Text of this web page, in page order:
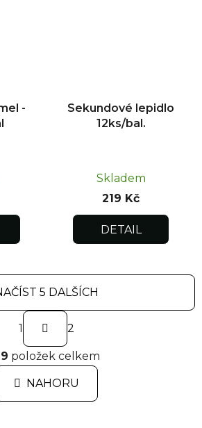
-
Sekundové lepidlo
12ks/bal.
Skladem
219 Kč
DETAIL
O
v
l
á
d
5 DALŠÍCH
S
t
r
á
n
k
1 2
položek celkem
NAHORU